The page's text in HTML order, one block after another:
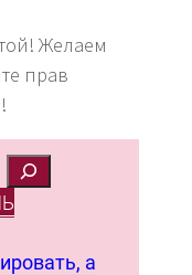
Желаем
прав
а